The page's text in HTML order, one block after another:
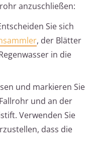
anzuschließen:
Sie sich
, der Blätter
in die
und markieren Sie
und an der
Verwenden Sie
dass die